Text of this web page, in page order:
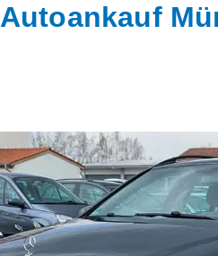
Autoankauf